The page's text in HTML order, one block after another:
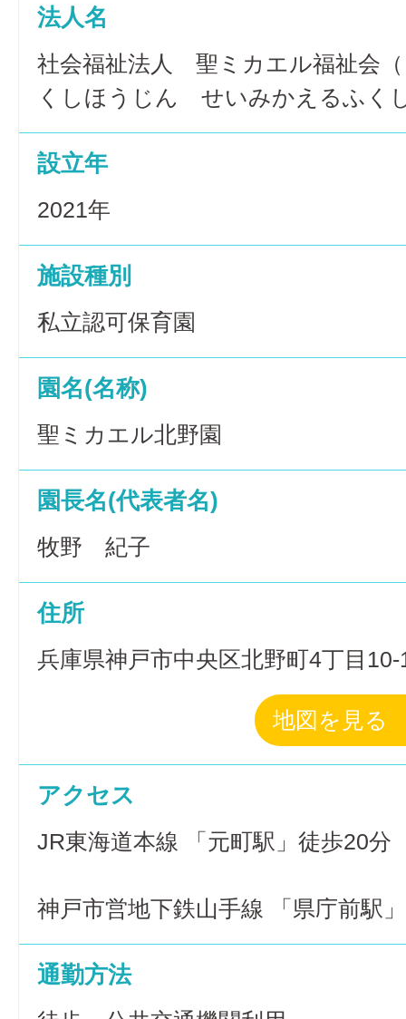
法人名
社会福祉法人 聖ミカエル福祉会
くしほうじん せいみかえるふく
設立年
2021年
施設種別
私立認可保育園
園名(名称)
聖ミカエル北野園
園長名(代表者名)
牧野 紀子
住所
兵庫県神戸市中央区北野町4丁目10-
地図を見る
アクセス
JR東海道本線 「元町駅」徒歩20分
神戸市営地下鉄山手線 「県庁前駅
通勤方法